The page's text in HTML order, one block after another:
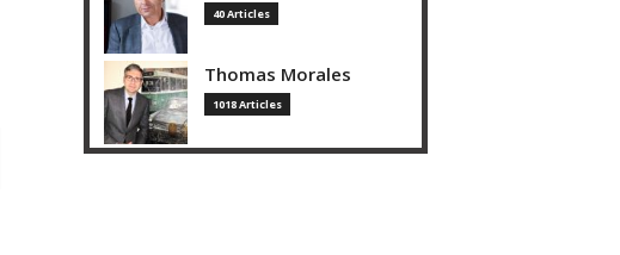
40 Articles
Thomas Morales
1018 Articles